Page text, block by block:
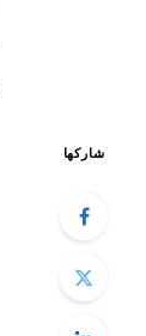
شاركها